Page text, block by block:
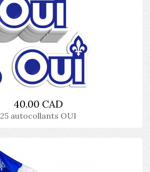
40.00 CAD
25 autocollants OUI